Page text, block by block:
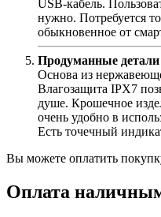
USB-кабель.
нужно. Потребуется
обыкновенное от
Продуманные детали
Основа из
Влагозащита IPX7
душе. Крошечное
очень удобно в
Есть точечный
Вы можете оплатить
Оплата